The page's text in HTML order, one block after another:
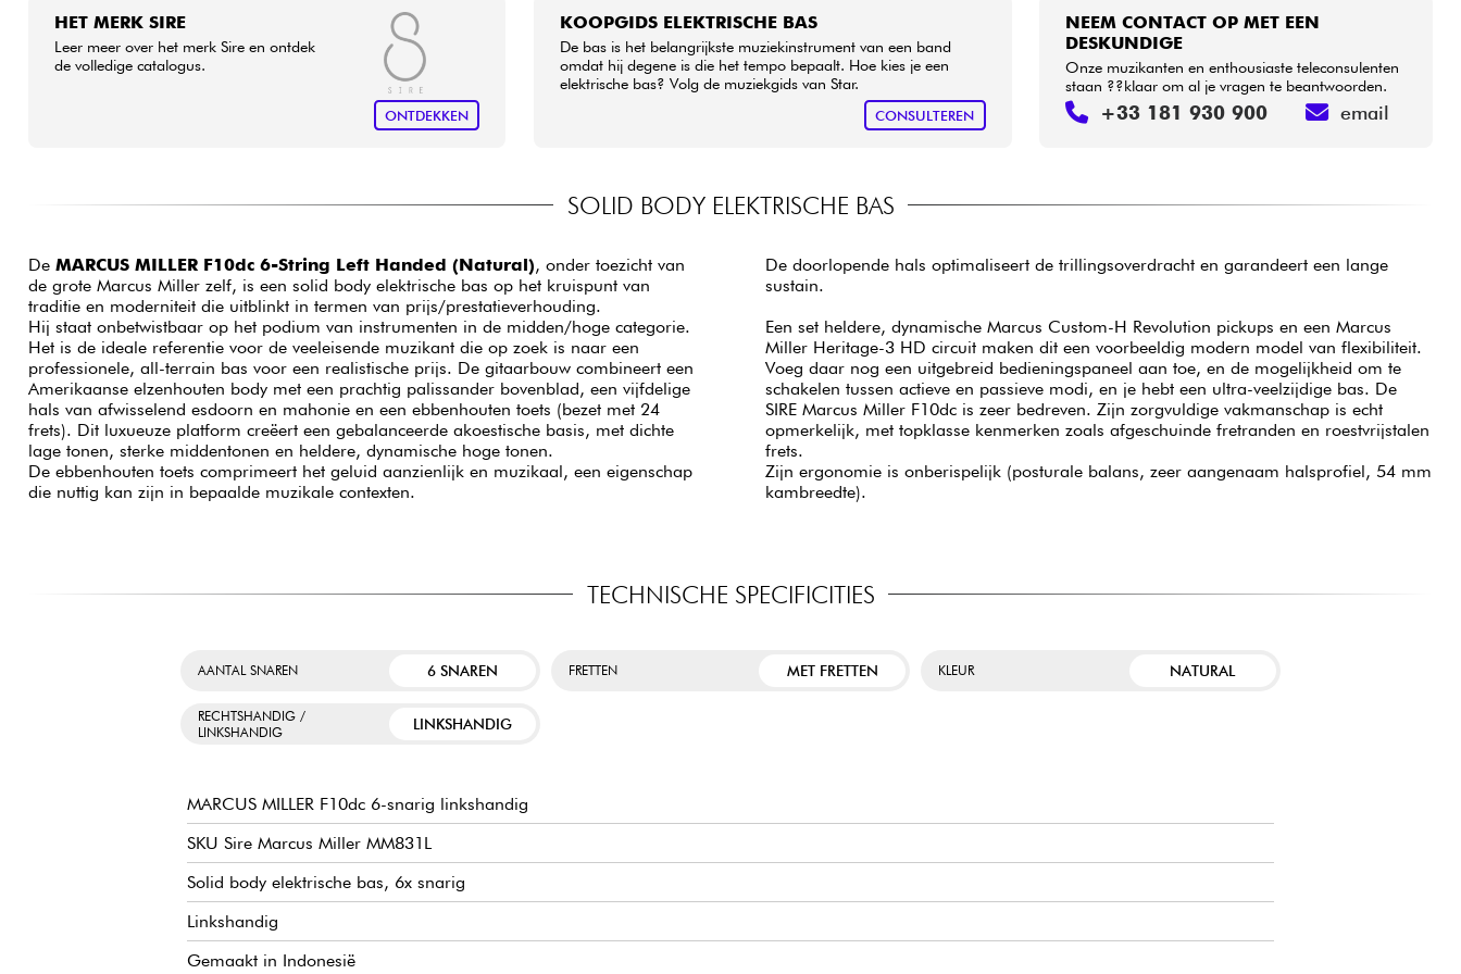
HET MERK SIRE
Leer meer over het merk Sire en ontdek
de volledige catalogus.
ONTDEKKEN
KOOPGIDS ELEKTRISCHE BAS
De bas is het belangrijkste muziekinstrument van een band
omdat hij degene is die het tempo bepaalt. Hoe kies je een
elektrische bas? Volg de muziekgids van Star.
CONSULTEREN
NEEM CONTACT OP MET EEN
DESKUNDIGE
Onze muzikanten en enthousiaste teleconsulenten
staan ??klaar om al je vragen te beantwoorden.
+33 181 930 900 email
SOLID BODY ELEKTRISCHE BAS
De MARCUS MILLER F10dc 6-String Left Handed (Natural), onder toezicht van
de grote Marcus Miller zelf, is een solid body elektrische bas op het kruispunt van
traditie en moderniteit die uitblinkt in termen van prijs/prestatieverhouding.
Hij staat onbetwistbaar op het podium van instrumenten in de midden/hoge categorie.
Het is de ideale referentie voor de veeleisende muzikant die op zoek is naar een
professionele, all-terrain bas voor een realistische prijs. De gitaarbouw combineert een
Amerikaanse elzenhouten body met een prachtig palissander bovenblad, een vijfdelige
hals van afwisselend esdoorn en mahonie en een ebbenhouten toets (bezet met 24
frets). Dit luxueuze platform creëert een gebalanceerde akoestische basis, met dichte
lage tonen, sterke middentonen en heldere, dynamische hoge tonen.
De ebbenhouten toets comprimeert het geluid aanzienlijk en muzikaal, een eigenschap
die nuttig kan zijn in bepaalde muzikale contexten.
De doorlopende hals optimaliseert de trillingsoverdracht en garandeert een lange
sustain.
Een set heldere, dynamische Marcus Custom-H Revolution pickups en een Marcus
Miller Heritage-3 HD circuit maken dit een voorbeeldig modern model van flexibiliteit.
Voeg daar nog een uitgebreid bedieningspaneel aan toe, en de mogelijkheid om te
schakelen tussen actieve en passieve modi, en je hebt een ultra-veelzijdige bas. De
SIRE Marcus Miller F10dc is zeer bedreven. Zijn zorgvuldige vakmanschap is echt
opmerkelijk, met topklasse kenmerken zoals afgeschuinde fretranden en roestvrijstalen
frets.
Zijn ergonomie is onberispelijk (posturale balans, zeer aangenaam halsprofiel, 54 mm
kambreedte).
TECHNISCHE SPECIFICITIES
AANTAL SNAREN 6 SNAREN FRETTEN MET FRETTEN KLEUR NATURAL
RECHTSHANDIG /
LINKSHANDIG
LINKSHANDIG
MARCUS MILLER F10dc 6-snarig linkshandig
SKU Sire Marcus Miller MM831L
Solid body elektrische bas, 6x snarig
Linkshandig
Gemaakt in Indonesië